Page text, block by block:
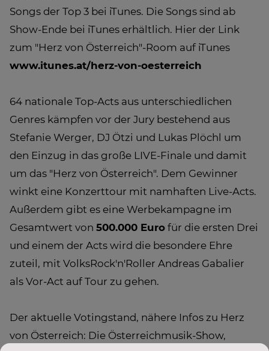
Songs der Top 3 bei iTunes. Die Songs sind ab
Show-Ende bei iTunes erhältlich. Hier der Link
zum "Herz von Österreich"-Room auf iTunes
www.itunes.at/herz-von-oesterreich
64 nationale Top-Acts aus unterschiedlichen
Genres kämpfen vor der Jury bestehend aus
Stefanie Werger, DJ Ötzi und Lukas Plöchl um
den Einzug in das große LIVE-Finale und damit
um das "Herz von Österreich". Dem Gewinner
winkt eine Konzerttour mit namhaften Live-Acts.
Außerdem gibt es eine Werbekampagne im
Gesamtwert von 500.000 Euro für die ersten Drei
und einem der Acts wird die besondere Ehre
zuteil, mit VolksRock'n'Roller Andreas Gabalier
als Vor-Act auf Tour zu gehen.
Der aktuelle Votingstand, nähere Infos zu Herz
von Österreich: Die Österreichmusik-Show,